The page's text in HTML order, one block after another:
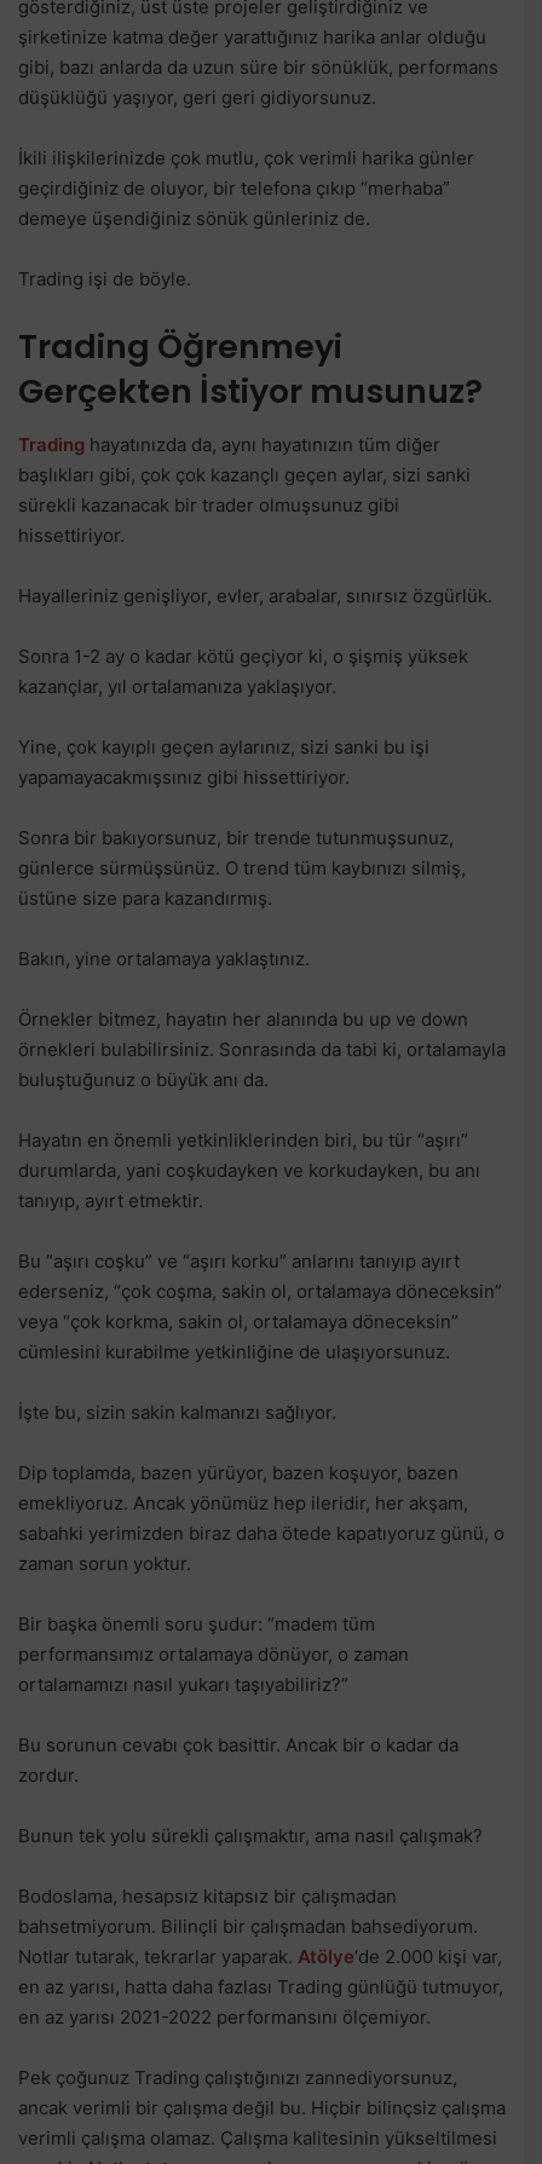
gösterdiğiniz, üst üste projeler geliştirdiğiniz ve
şirketinize katma değer yarattığınız harika anlar olduğu
gibi, bazı anlarda da uzun süre bir sönüklük, performans
düşüklüğü yaşıyor, geri geri gidiyorsunuz.
İkili ilişkilerinizde çok mutlu, çok verimli harika günler
geçirdiğiniz de oluyor, bir telefona çıkıp “merhaba”
demeye üşendiğiniz sönük günleriniz de.
Trading işi de böyle.
Trading Öğrenmeyi
Gerçekten İstiyor musunuz?
Trading hayatınızda da, aynı hayatınızın tüm diğer
başlıkları gibi, çok çok kazançlı geçen aylar, sizi sanki
sürekli kazanacak bir trader olmuşsunuz gibi
hissettiriyor.
Hayalleriniz genişliyor, evler, arabalar, sınırsız özgürlük.
Sonra 1-2 ay o kadar kötü geçiyor ki, o şişmiş yüksek
kazançlar, yıl ortalamanıza yaklaşıyor.
Yine, çok kayıplı geçen aylarınız, sizi sanki bu işi
yapamayacakmışsınız gibi hissettiriyor.
Sonra bir bakıyorsunuz, bir trende tutunmuşsunuz,
günlerce sürmüşsünüz. O trend tüm kaybınızı silmiş,
üstüne size para kazandırmış.
Bakın, yine ortalamaya yaklaştınız.
Örnekler bitmez, hayatın her alanında bu up ve down
örnekleri bulabilirsiniz. Sonrasında da tabi ki, ortalamayla
buluştuğunuz o büyük anı da.
Hayatın en önemli yetkinliklerinden biri, bu tür “aşırı”
durumlarda, yani coşkudayken ve korkudayken, bu anı
tanıyıp, ayırt etmektir.
Bu “aşırı coşku” ve “aşırı korku” anlarını tanıyıp ayırt
ederseniz, “çok coşma, sakin ol, ortalamaya döneceksin”
veya “çok korkma, sakin ol, ortalamaya döneceksin”
cümlesini kurabilme yetkinliğine de ulaşıyorsunuz.
İşte bu, sizin sakin kalmanızı sağlıyor.
Dip toplamda, bazen yürüyor, bazen koşuyor, bazen
emekliyoruz. Ancak yönümüz hep ileridir, her akşam,
sabahki yerimizden biraz daha ötede kapatıyoruz günü, o
zaman sorun yoktur.
Bir başka önemli soru şudur: “madem tüm
performansımız ortalamaya dönüyor, o zaman
ortalamamızı nasıl yukarı taşıyabiliriz?”
Bu sorunun cevabı çok basittir. Ancak bir o kadar da
zordur.
Bunun tek yolu sürekli çalışmaktır, ama nasıl çalışmak?
Bodoslama, hesapsız kitapsız bir çalışmadan
bahsetmiyorum. Bilinçli bir çalışmadan bahsediyorum.
Notlar tutarak, tekrarlar yaparak. Atölye‘de 2.000 kişi var,
en az yarısı, hatta daha fazlası Trading günlüğü tutmuyor,
en az yarısı 2021-2022 performansını ölçemiyor.
Pek çoğunuz Trading çalıştığınızı zannediyorsunuz,
ancak verimli bir çalışma değil bu. Hiçbir bilinçsiz çalışma
verimli çalışma olamaz. Çalışma kalitesinin yükseltilmesi